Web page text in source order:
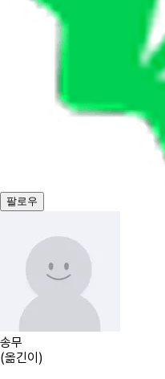
팔로우
송무
(옮긴이 )